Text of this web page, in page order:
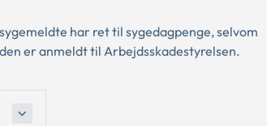
har ret til sygedagpenge, selvom
er anmeldt til Arbejdsskadestyrelsen.